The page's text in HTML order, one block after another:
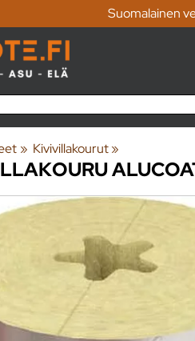
Suomalainen
‪» Kivivillakourut ‪»